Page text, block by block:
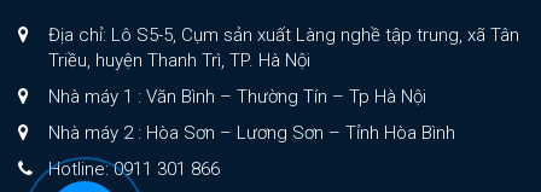
Địa chỉ: Lô S5-5, Cụm sản xuất Làng nghề tập trung, xã Tân
Triều, huyện Thanh Trì, TP. Hà Nội
Nhà máy 1 : Văn Bình – Thường Tín – Tp Hà Nội
Nhà máy 2 : Hòa Sơn – Lương Sơn – Tỉnh Hòa Bình
Hotline: 0911 301 866